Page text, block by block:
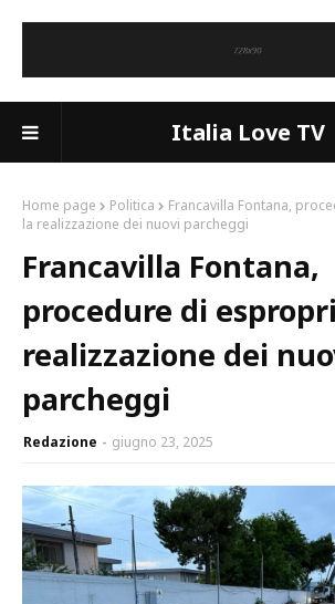
Italia Love TV
Home page Politica
Francavilla Fontana,
la realizzazione dei nuovi parcheggi
Francavilla Fontana,
procedure di
realizzazione dei
parcheggi
Redazione giugno 23, 2025